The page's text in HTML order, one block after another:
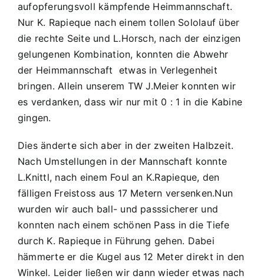
aufopferungsvoll kämpfende Heimmannschaft.
Nur K. Rapieque nach einem tollen Sololauf über
die rechte Seite und L.Horsch, nach der einzigen
gelungenen Kombination, konnten die Abwehr
der Heimmannschaft etwas in Verlegenheit
bringen. Allein unserem TW J.Meier konnten wir
es verdanken, dass wir nur mit 0 : 1 in die Kabine
gingen.
Dies änderte sich aber in der zweiten Halbzeit.
Nach Umstellungen in der Mannschaft konnte
L.Knittl, nach einem Foul an K.Rapieque, den
fälligen Freistoss aus 17 Metern versenken.Nun
wurden wir auch ball- und passsicherer und
konnten nach einem schönen Pass in die Tiefe
durch K. Rapieque in Führung gehen. Dabei
hämmerte er die Kugel aus 12 Meter direkt in den
Winkel. Leider ließen wir dann wieder etwas nach